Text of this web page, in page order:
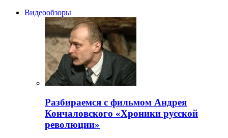
Видеообзоры
Разбираемся с фильмом Андрея
Кончаловского «Хроники русской
революции»